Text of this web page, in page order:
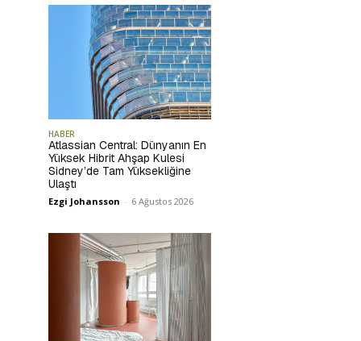
HABER
Atlassian Central: Dünyanın En
Yüksek Hibrit Ahşap Kulesi
Sidney’de Tam Yüksekliğine
Ulaştı
Ezgi Johansson - 6 Ağustos 2026